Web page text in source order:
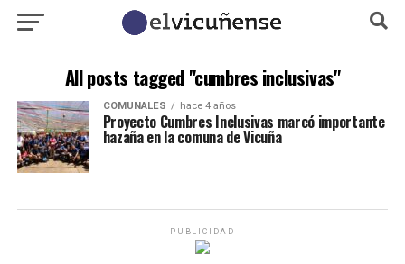
All posts tagged "cumbres inclusivas"
COMUNALES hace 4 años
Proyecto Cumbres Inclusivas marcó importante
hazaña en la comuna de Vicuña
PUBLICIDAD